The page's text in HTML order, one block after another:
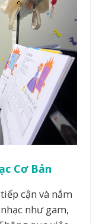
Cơ Bản
cận và nắm
như gam,